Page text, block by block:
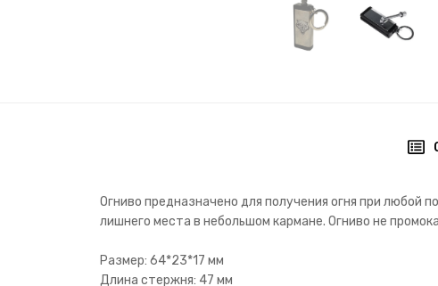
Огниво предназначено для получения огня при любой
лишнего места в небольшом кармане. Огниво не
Размер: 64*23*17 мм
Длина стержня: 47 мм